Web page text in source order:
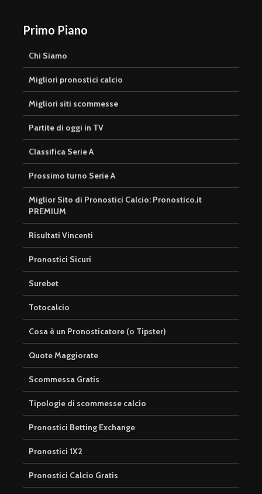
Primo Piano
Chi Siamo
Migliori pronostici calcio
Migliori siti scommesse
Partite di oggi in TV
Classifica Serie A
Prossimo turno Serie A
Miglior Sito di Pronostici Calcio: Pronostico.it
PREMIUM
Risultati Vincenti
Pronostici Sicuri
Surebet
Totocalcio
Cosa è un Pronosticatore (o Tipster)
Quote Maggiorate
Scommessa Gratis
Tipologie di scommesse calcio
Pronostici Betting Exchange
Pronostici 1X2
Pronostici Calcio Gratis